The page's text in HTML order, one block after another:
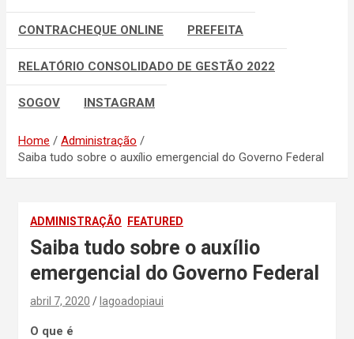
CONTRACHEQUE ONLINE PREFEITA
RELATÓRIO CONSOLIDADO DE GESTÃO 2022
SOGOV INSTAGRAM
Home
Administração
Saiba tudo sobre o auxílio emergencial do Governo Federal
ADMINISTRAÇÃO FEATURED
Saiba tudo sobre o auxílio
emergencial do Governo Federal
abril 7, 2020 lagoadopiaui
O que é